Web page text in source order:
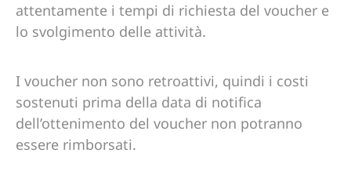
attentamente i tempi di richiesta del voucher e
lo svolgimento delle attività.
I voucher non sono retroattivi, quindi i costi
sostenuti prima della data di notifica
dell’ottenimento del voucher non potranno
essere rimborsati.